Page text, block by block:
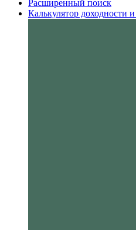
Расширенный поиск
Калькулятор доходности